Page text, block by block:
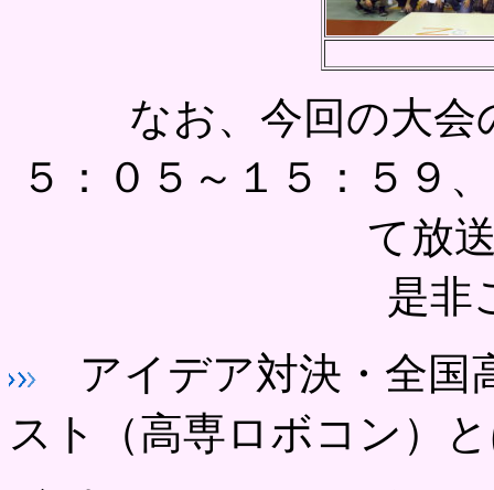
なお、今回の大会
５：０５～１５：５９
て放
是非ご
アイデア対決・全国
スト（高専ロボコン）